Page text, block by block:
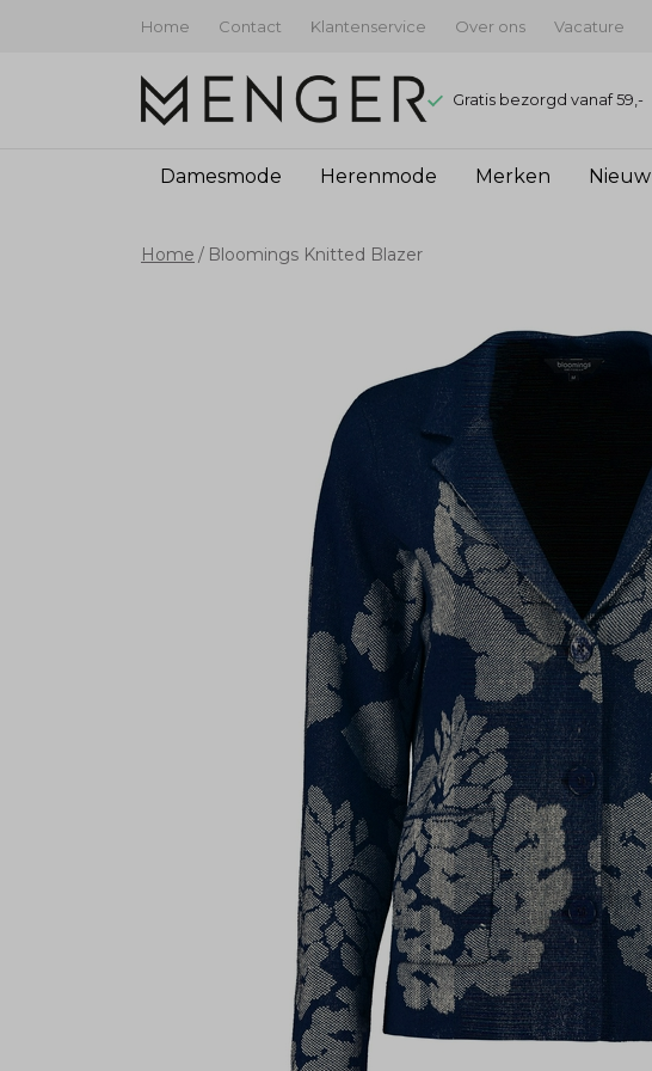
Home Contact Klantenservice Over ons Vacature
Gratis bezorgd vanaf 59,-
Damesmode Herenmode Merken Nieuw
Bloomings
Knitted
Home Bloomings Knitted Blazer